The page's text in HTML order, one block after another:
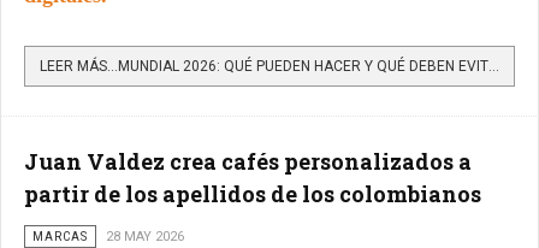
LEER MÁS…MUNDIAL 2026: QUÉ PUEDEN HACER Y QUÉ DEBEN EVITAR LAS MARCAS NO PATROCINADORAS
Juan Valdez crea cafés personalizados a
partir de los apellidos de los colombianos
MARCAS 28 MAY 2026